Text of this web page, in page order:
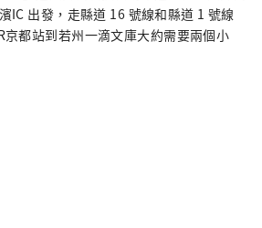
IC 出發，走縣道 16 號線和縣道 1 號線
京都站到若州一滴文庫大約需要兩個小